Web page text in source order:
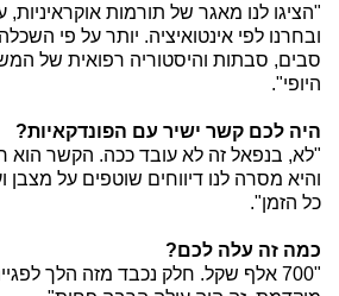
"הציגו לנו מאגר של תורמות
ובחרנו לפי אינטואיציה. יותר על פי
סבים, סבתות והיסטוריה רפואית של
היופי".
היה לכם קשר ישיר עם הפונדקאיות?
"לא, בנפאל זה לא עובד ככה. הקשר הוא
והיא מסרה לנו דיווחים שוטפים על מצבן
כל הזמן".
כמה זה עלה לכם?
"700 אלף שקל. חלק נכבד מזה הלך